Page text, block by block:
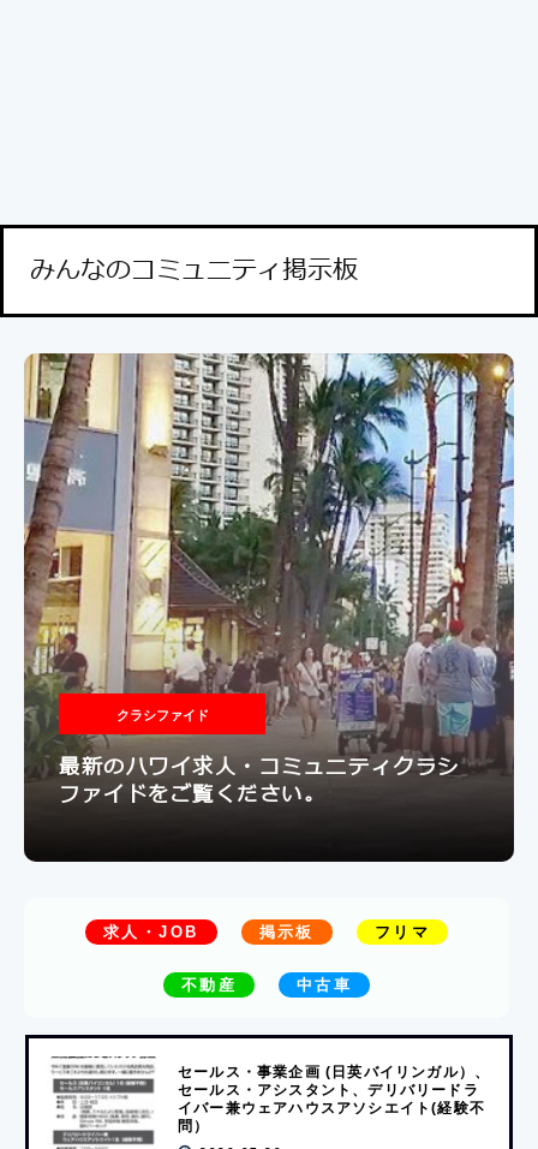
みんなのコミュニティ掲示板
クラシファイド
最新のハワイ求人・コミュニティクラシ
ファイドをご覧ください。
求人・JOB 掲示板 フリマ
不動産 中古車
セールス・事業企画 (日英バイリンガル）、
セールス・アシスタント、デリバリードラ
イバー兼ウェアハウスアソシエイト(経験不
問）